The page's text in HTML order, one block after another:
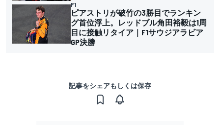
F1
ピアストリが破竹の3勝目でランキン
グ首位浮上。レッドブル角田裕毅は1周
目に接触リタイア｜F1サウジアラビア
GP決勝
記事をシェアもしくは保存